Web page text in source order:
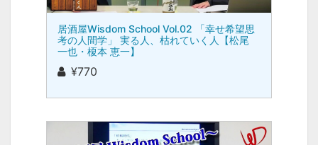
居酒屋Wisdom School Vol.02 「幸せ希望思
考の人間学」 実る人、枯れていく人【松尾
一也・榎本 恵一】
¥770